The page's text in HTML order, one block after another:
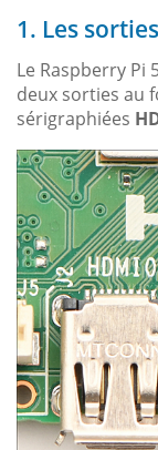
1. Les
Le Raspberry Pi
deux sorties au
sérigraphiées